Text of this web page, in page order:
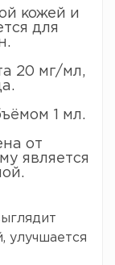
кожей и
для
20 мг/мл,
1 мл.
от
является
улучшается